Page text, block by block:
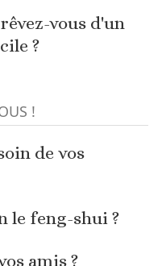
vous d'un
?
!
de vos
le feng-shui ?
amis ?